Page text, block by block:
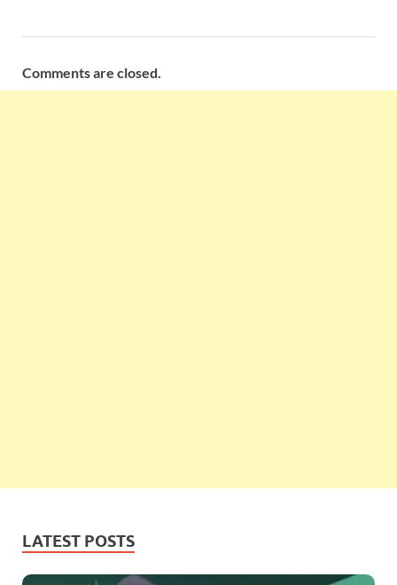
Comments are closed.
LATEST POSTS